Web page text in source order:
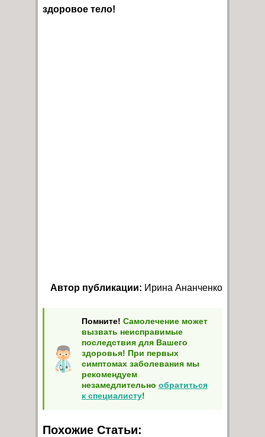
здоровое тело!
Автор публикации: Ирина Ананченко
Помните! Самолечение может
вызвать неисправимые
последствия для Вашего
здоровья! При первых
симптомах заболевания мы
рекомендуем
незамедлительно обратиться
к специалисту!
Похожие Статьи: